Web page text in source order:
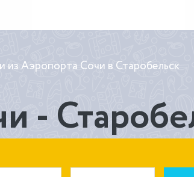
из Аэропорта Сочи в Старобельск
-